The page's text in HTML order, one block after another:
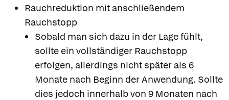
Rauchreduktion mit anschließendem
Rauchstopp
Sobald man sich dazu in der Lage fühlt,
sollte ein vollständiger Rauchstopp
erfolgen, allerdings nicht später als 6
Monate nach Beginn der Anwendung. Sollte
dies jedoch innerhalb von 9 Monaten nach